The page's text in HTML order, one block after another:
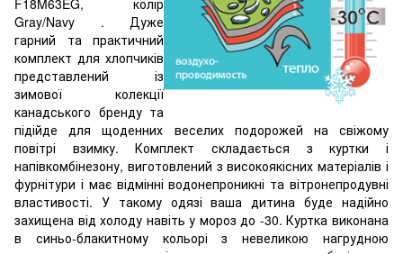
F18M63EG, колір
Gray/Navy . Дуже
гарний та практичний
комплект для хлопчиків
представлений із
зимової колекції
канадського бренду та
підійде для щоденних веселих подорожей на свіжому
повітрі взимку. Комплект складається з куртки і
напівкомбінезону, виготовлений з високоякісних матеріалів і
фурнітури і має відмінні водонепроникні та вітронепродувні
властивості. У такому одязі ваша дитина буде надійно
захищена від холоду навіть у мороз до -30. Куртка виконана
в синьо-блакитному кольорі з невеликою нагрудною